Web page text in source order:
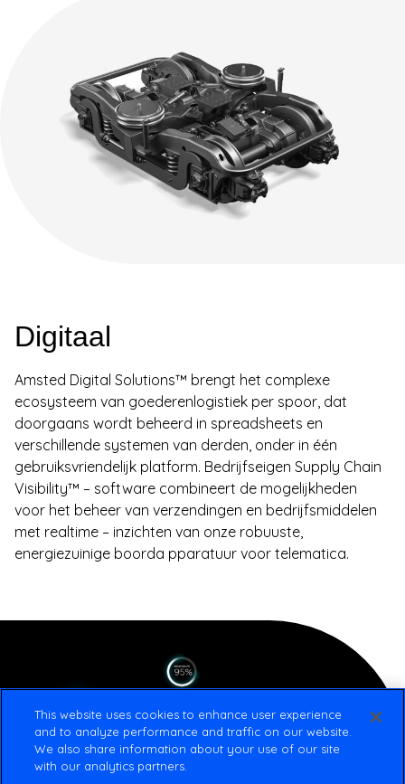
Digitaal
Amsted Digital Solutions™ brengt het complexe
ecosysteem van goederenlogistiek per spoor, dat
doorgaans wordt beheerd in spreadsheets en
verschillende systemen van derden, onder in één
gebruiksvriendelijk platform. Bedrijfseigen Supply Chain
Visibility™ – software combineert de mogelijkheden
voor het beheer van verzendingen en bedrijfsmiddelen
met realtime – inzichten van onze robuuste,
energiezuinige boorda pparatuur voor telematica.
This website uses cookies to enhance user experience
and to analyze performance and traffic on our website.
We also share information about your use of our site
with our analytics partners.